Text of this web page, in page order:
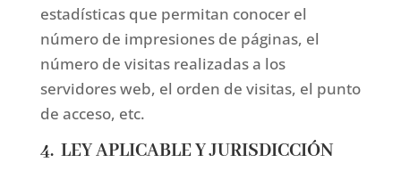
estadísticas que permitan conocer el
número de impresiones de páginas, el
número de visitas realizadas a los
servidores web, el orden de visitas, el punto
de acceso, etc.
4. LEY APLICABLE Y JURISDICCIÓN